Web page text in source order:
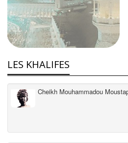
LES KHALIFES
Cheikh Mouhammadou